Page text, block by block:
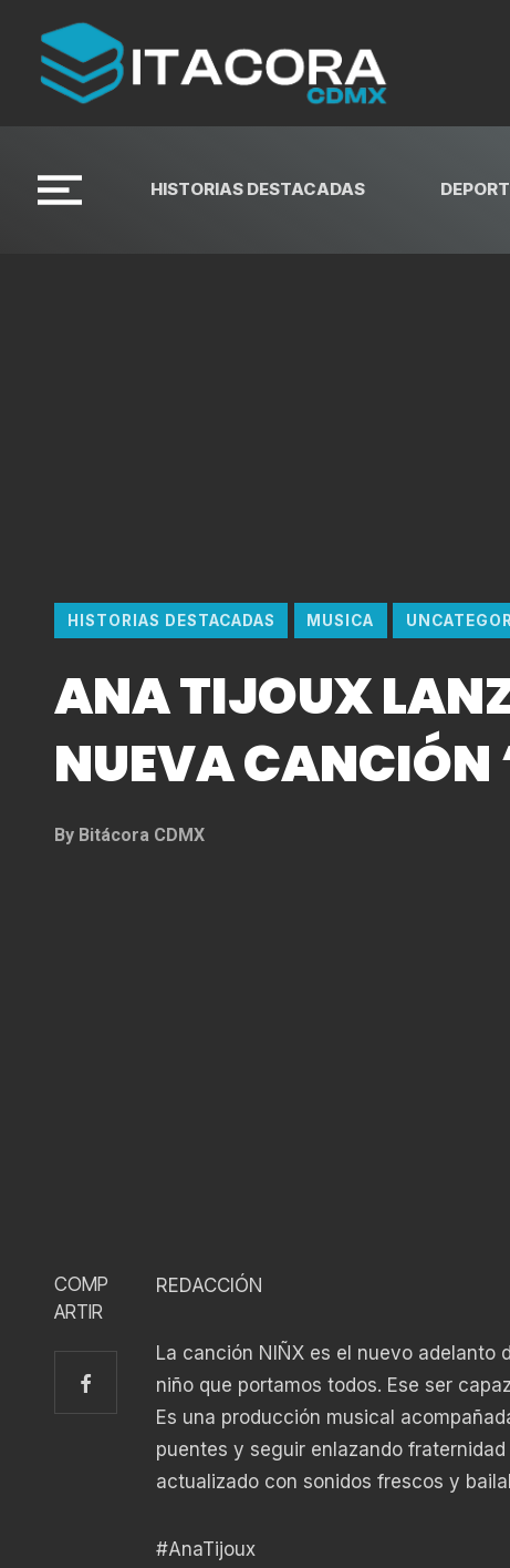
HISTORIAS DESTACADAS
HISTORIAS DESTACADAS MUSICA
ANA TIJOUX
NUEVA CANCIÓN
By Bitácora CDMX
COMP
ARTIR
REDACCIÓN
La canción NIÑX es el nuevo adelanto
niño que portamos todos. Ese ser
Es una producción musical
puentes y seguir enlazando
actualizado con sonidos frescos y
#AnaTijoux